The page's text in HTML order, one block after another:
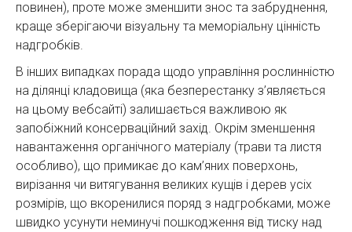
повинен), проте може зменшити знос та забруднення,
краще зберігаючи візуальну та меморіальну цінність
надгробків.
В інших випадках порада щодо управління рослинністю
на ділянці кладовища (яка безперестанку з’являється
на цьому вебсайті) залишається важливою як
запобіжний консерваційний захід. Окрім зменшення
навантаження органічного матеріалу (трави та листя
особливо), що примикає до кам’яних поверхонь,
вирізання чи витягування великих кущів і дерев усіх
розмірів, що вкоренилися поряд з надгробками, може
швидко усунути неминучі пошкодження від тиску над